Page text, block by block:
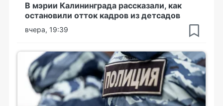
В мэрии Калининграда рассказали, как
остановили отток кадров из детсадов
вчера, 19:39